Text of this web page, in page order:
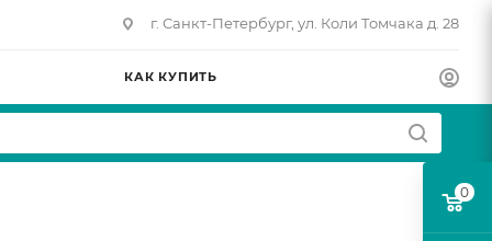
г. Санкт-Петербург, ул. Коли Томчака д. 28
КАК КУПИТЬ
0